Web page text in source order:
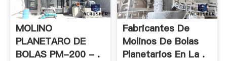
MOLINO
PLANETARO DE
BOLAS PM-200 - .
Fabricantes De
Molinos De Bolas
Planetarios En La .